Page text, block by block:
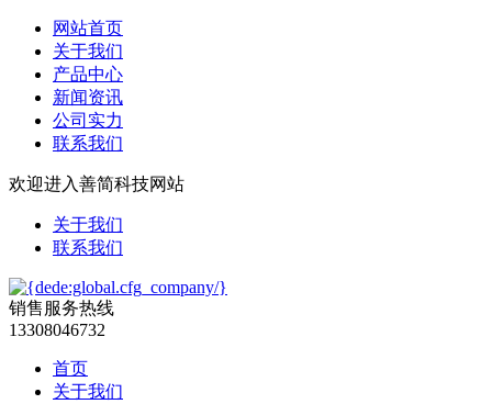
网站首页
关于我们
产品中心
新闻资讯
公司实力
联系我们
欢迎进入善简科技网站
关于我们
联系我们
销售服务热线
13308046732
首页
关于我们